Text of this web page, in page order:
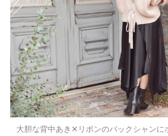
大胆な背中あき✕リボンのバックシャン